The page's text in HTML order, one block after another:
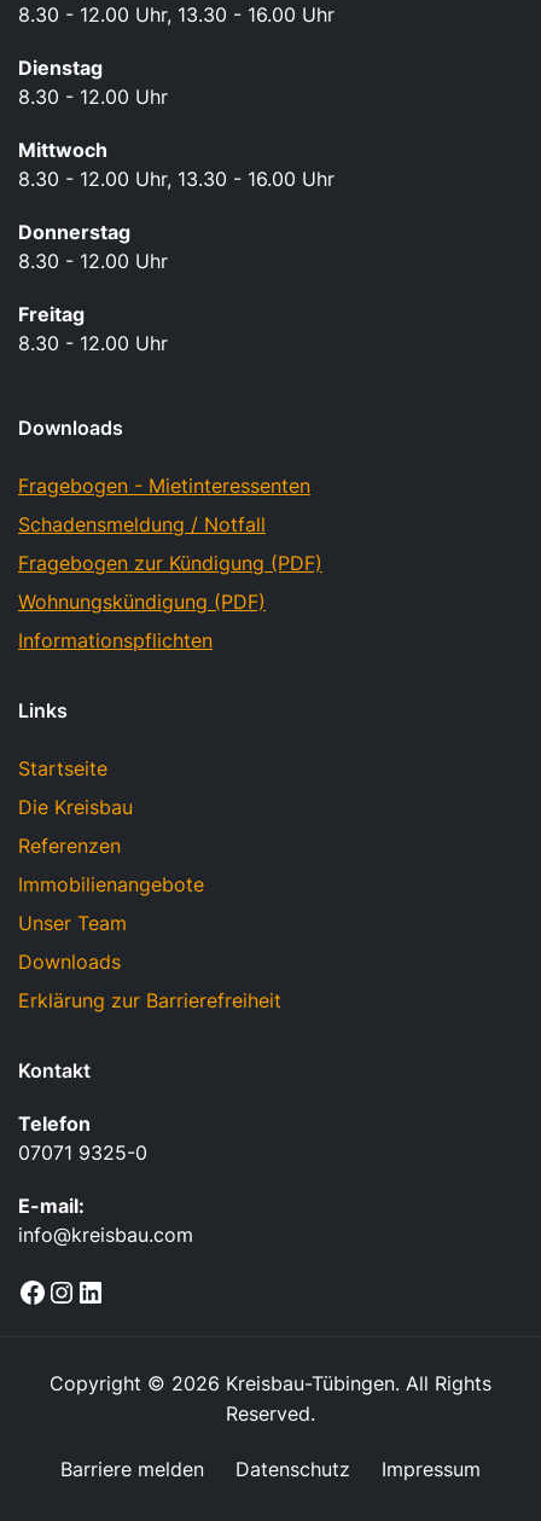
8.30 - 12.00 Uhr, 13.30 - 16.00 Uhr
Dienstag
8.30 - 12.00 Uhr
Mittwoch
8.30 - 12.00 Uhr, 13.30 - 16.00 Uhr
Donnerstag
8.30 - 12.00 Uhr
Freitag
8.30 - 12.00 Uhr
Downloads
Fragebogen - Mietinteressenten
Schadensmeldung / Notfall
Fragebogen zur Kündigung (PDF)
Wohnungskündigung (PDF)
Informationspflichten
Links
Startseite
Die Kreisbau
Referenzen
Immobilienangebote
Unser Team
Downloads
Erklärung zur Barrierefreiheit
Kontakt
Telefon
07071 9325-0
E-mail:
info@kreisbau.com
Facebook
Instagram
Copyright © 2026 Kreisbau-Tübingen. All Rights
Reserved.
Barriere melden Datenschutz Impressum